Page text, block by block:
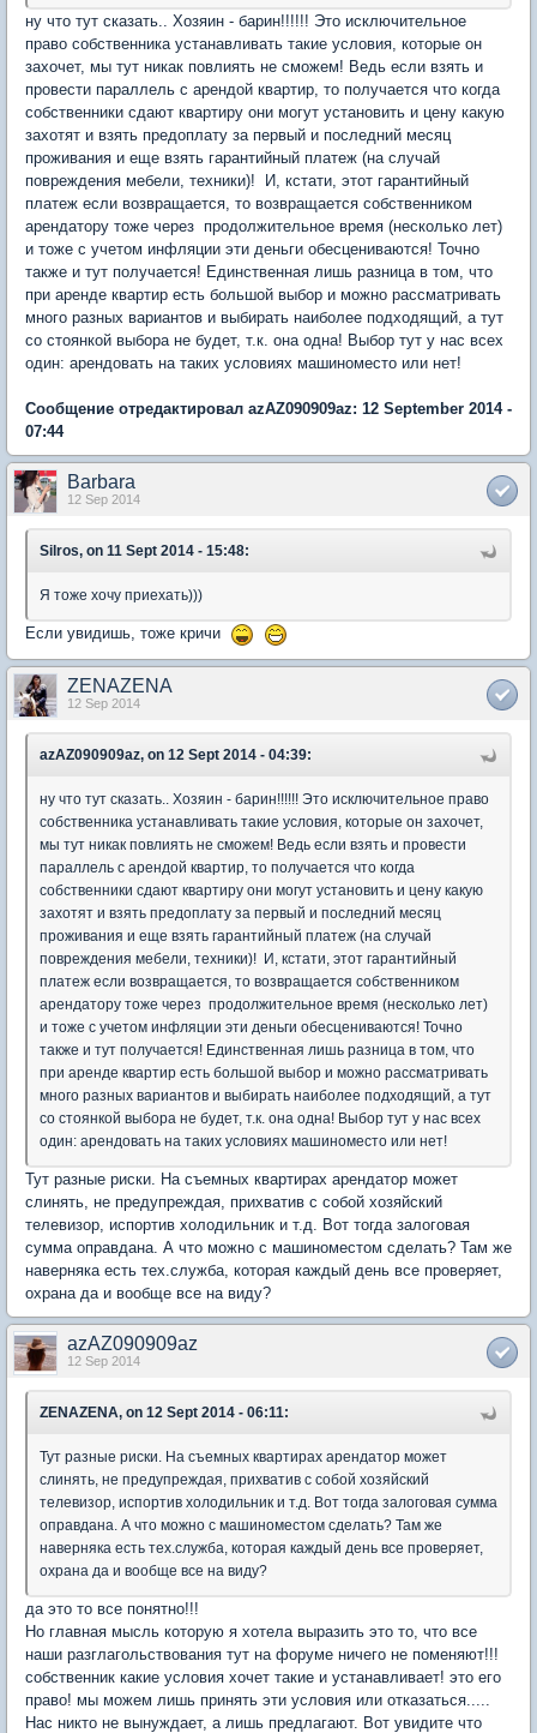
ну что тут сказать.. Хозяин - барин!!!!!! Это исключительное
право собственника устанавливать такие условия, которые он
захочет, мы тут никак повлиять не сможем! Ведь если взять и
провести параллель с арендой квартир, то получается что когда
собственники сдают квартиру они могут установить и цену какую
захотят и взять предоплату за первый и последний месяц
проживания и еще взять гарантийный платеж (на случай
повреждения мебели, техники)! И, кстати, этот гарантийный
платеж если возвращается, то возвращается собственником
арендатору тоже через продолжительное время (несколько лет)
и тоже с учетом инфляции эти деньги обесцениваются! Точно
также и тут получается! Единственная лишь разница в том, что
при аренде квартир есть большой выбор и можно рассматривать
много разных вариантов и выбирать наиболее подходящий, а тут
со стоянкой выбора не будет, т.к. она одна! Выбор тут у нас всех
один: арендовать на таких условиях машиноместо или нет!
Сообщение отредактировал azAZ090909az: 12 September 2014 -
07:44
Barbara
12 Sep 2014
Silros, on 11 Sept 2014 - 15:48:
Я тоже хочу приехать)))
Если увидишь, тоже кричи
ZENAZENA
12 Sep 2014
azAZ090909az, on 12 Sept 2014 - 04:39:
ну что тут сказать.. Хозяин - барин!!!!!! Это исключительное право
собственника устанавливать такие условия, которые он захочет,
мы тут никак повлиять не сможем! Ведь если взять и провести
параллель с арендой квартир, то получается что когда
собственники сдают квартиру они могут установить и цену какую
захотят и взять предоплату за первый и последний месяц
проживания и еще взять гарантийный платеж (на случай
повреждения мебели, техники)! И, кстати, этот гарантийный
платеж если возвращается, то возвращается собственником
арендатору тоже через продолжительное время (несколько лет)
и тоже с учетом инфляции эти деньги обесцениваются! Точно
также и тут получается! Единственная лишь разница в том, что
при аренде квартир есть большой выбор и можно рассматривать
много разных вариантов и выбирать наиболее подходящий, а тут
со стоянкой выбора не будет, т.к. она одна! Выбор тут у нас всех
один: арендовать на таких условиях машиноместо или нет!
Тут разные риски. На съемных квартирах арендатор может
слинять, не предупреждая, прихватив с собой хозяйский
телевизор, испортив холодильник и т.д. Вот тогда залоговая
сумма оправдана. А что можно с машиноместом сделать? Там же
наверняка есть тех.служба, которая каждый день все проверяет,
охрана да и вообще все на виду?
azAZ090909az
12 Sep 2014
ZENAZENA, on 12 Sept 2014 - 06:11:
Тут разные риски. На съемных квартирах арендатор может
слинять, не предупреждая, прихватив с собой хозяйский
телевизор, испортив холодильник и т.д. Вот тогда залоговая сумма
оправдана. А что можно с машиноместом сделать? Там же
наверняка есть тех.служба, которая каждый день все проверяет,
охрана да и вообще все на виду?
да это то все понятно!!!
Но главная мысль которую я хотела выразить это то, что все
наши разглагольствования тут на форуме ничего не поменяют!!!
собственник какие условия хочет такие и устанавливает! это его
право! мы можем лишь принять эти условия или отказаться.....
Нас никто не вынуждает, а лишь предлагают. Вот увидите что